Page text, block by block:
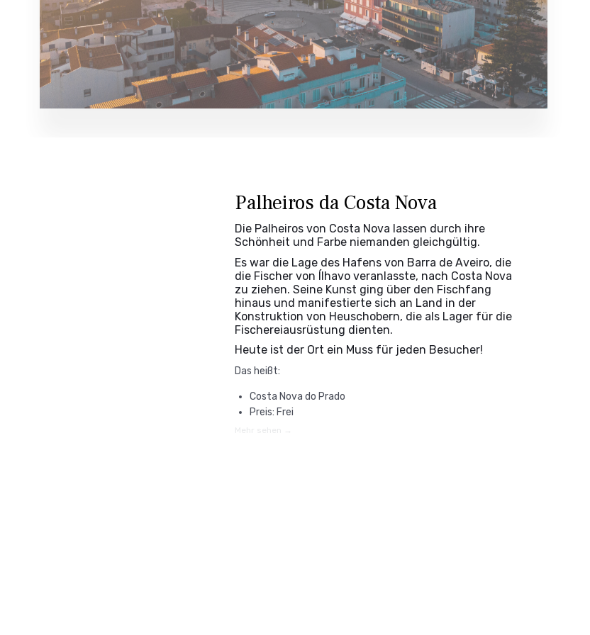
Palheiros da Costa Nova
Die Palheiros von Costa Nova lassen durch ihre
Schönheit und Farbe niemanden gleichgültig.
Es war die Lage des Hafens von Barra de Aveiro, die
die Fischer von Ílhavo veranlasste, nach Costa Nova
zu ziehen. Seine Kunst ging über den Fischfang
hinaus und manifestierte sich an Land in der
Konstruktion von Heuschobern, die als Lager für die
Fischereiausrüstung dienten.
Heute ist der Ort ein Muss für jeden Besucher!
Das heißt:
Costa Nova do Prado
Preis: Frei